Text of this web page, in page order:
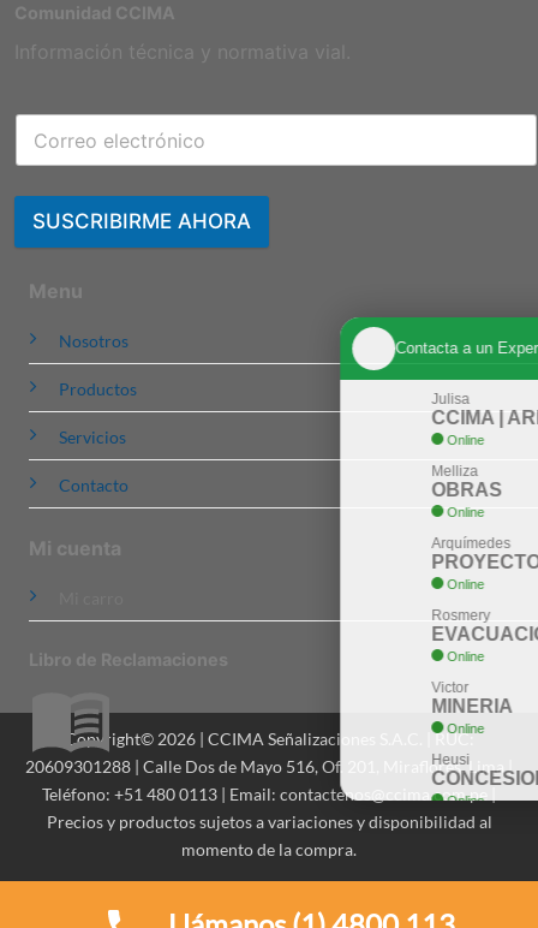
Menu
Nosotros
Productos
Servicios
Contacto
Mi cuenta
Libro de Reclamaciones
Comunidad CCIMA
Información técnica y normativa vial.
SUSCRIBIRME AHORA
Copyright© 2026 | CCIMA Señalizaciones S.A.C. | RUC:
20609301288 | Calle Dos de Mayo 516, Of. 201, Miraflores, Lima |
Teléfono: +51 480 0113 | Email: contactenos@ccima.com.pe |
Precios y productos sujetos a variaciones y disponibilidad al
momento de la compra.
Contacta a un Experto
CCIMA | AREQUIPA
Whatsapp
Online Whatsapp
Whatsapp
EVACUACION
Whatsapp
Whatsapp
Heusi
CONCESIONES
Online Whatsapp
Ing. Dionicio
ASESORIA